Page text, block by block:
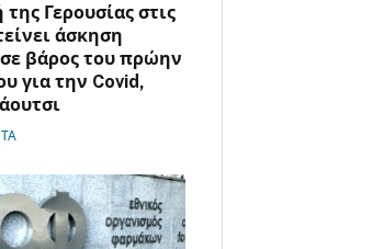
Γερουσίας στις
άσκηση
βάρος του πρώην
για την Covid,